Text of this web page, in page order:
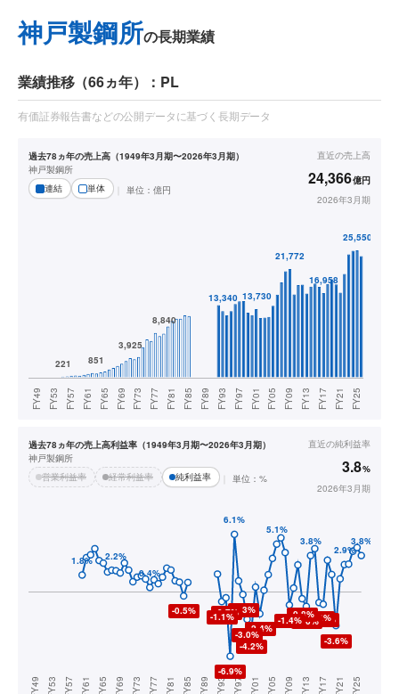
神戸製鋼所の長期業績
業績推移（66ヵ年）：PL
有価証券報告書などの公開データに基づく長期データ
過去78ヵ年の売上高（1949年3月期〜2026年3月期）
神戸製鋼所
連結
単体 単位： 億円
直近の売上高
24,366億円
2026年3月期
過去78ヵ年の売上高利益率（1949年3月期〜2026年3月期）
神戸製鋼所
営業利益率
経常利益率 純利益率 単位：%
直近の純利益率
3.8%
2026年3月期